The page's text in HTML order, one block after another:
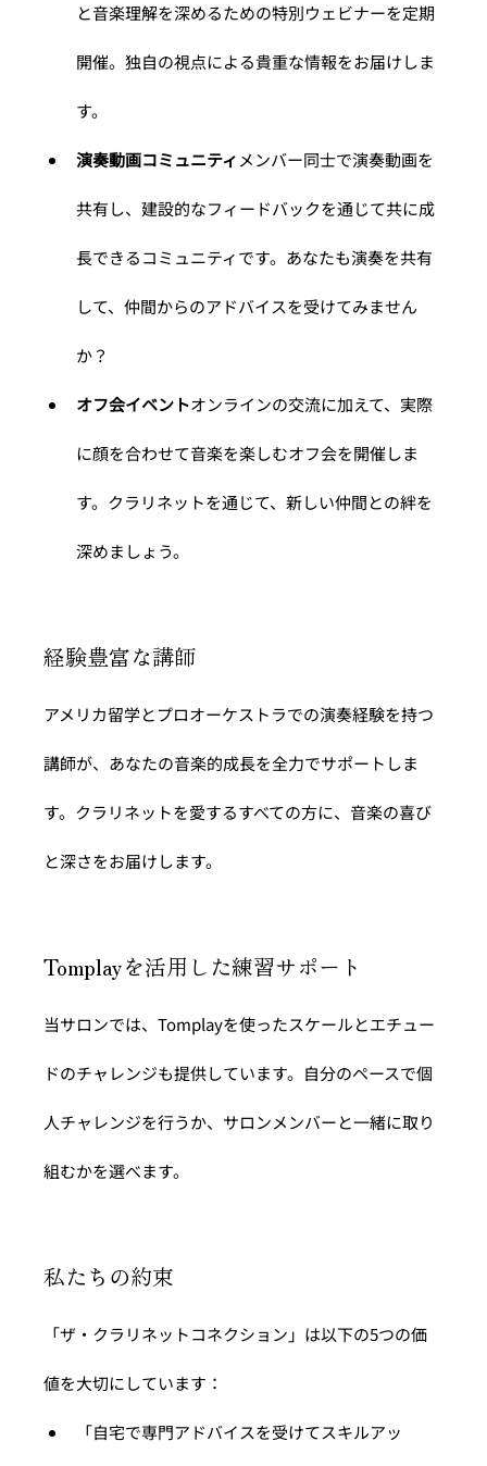
と音楽理解を深めるための特別ウェビナーを定期
開催。独自の視点による貴重な情報をお届けしま
す。
演奏動画コミュニティメンバー同士で演奏動画を
共有し、建設的なフィードバックを通じて共に成
長できるコミュニティです。あなたも演奏を共有
して、仲間からのアドバイスを受けてみません
か？
オフ会イベントオンラインの交流に加えて、実際
に顔を合わせて音楽を楽しむオフ会を開催しま
す。クラリネットを通じて、新しい仲間との絆を
深めましょう。
経験豊富な講師
アメリカ留学とプロオーケストラでの演奏経験を持つ
講師が、あなたの音楽的成長を全力でサポートしま
す。クラリネットを愛するすべての方に、音楽の喜び
と深さをお届けします。
Tomplayを活用した練習サポート
当サロンでは、Tomplayを使ったスケールとエチュー
ドのチャレンジも提供しています。自分のペースで個
人チャレンジを行うか、サロンメンバーと一緒に取り
組むかを選べます。
私たちの約束
「ザ・クラリネットコネクション」は以下の5つの価
値を大切にしています：
「自宅で専門アドバイスを受けてスキルアッ